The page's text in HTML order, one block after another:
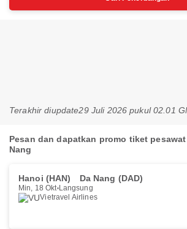
Terakhir diupdate29 Juli 2026 pukul 02.01
Pesan dan dapatkan promo tiket
Nang
Hanoi (HAN) Da Nang (DAD)
Min, 18 Okt Langsung
Vietravel Airlines